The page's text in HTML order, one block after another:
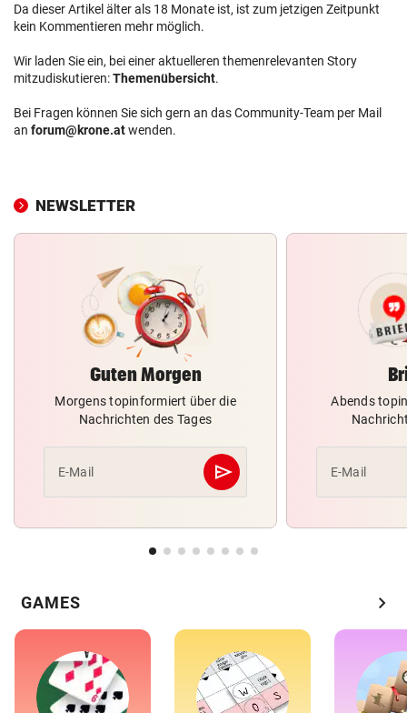
Da dieser Artikel älter als 18 Monate ist, ist zum jetzigen Zeitpunkt
kein Kommentieren mehr möglich.
Wir laden Sie ein, bei einer aktuelleren themenrelevanten Story
mitzudiskutieren:Themenübersicht.
Bei Fragen können Sie sich gern an das Community-Team per Mail
an forum@krone.atwenden.
NEWSLETTER
Guten Morgen
Morgens topinformiert über die
Nachrichten des Tages
E-Mail send
Abschicken
Abends
E-Mail
GAMES chevron_right